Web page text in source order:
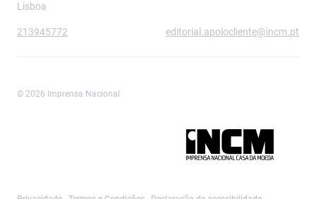
Lisboa
213945772 editorial.apoiocliente@incm.pt
© 2026 Imprensa Nacional